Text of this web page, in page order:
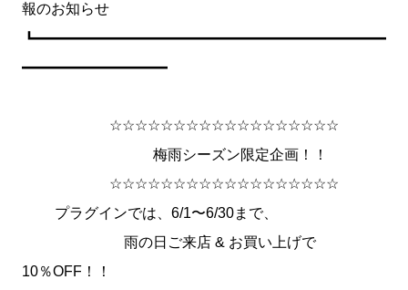
報のお知らせ
┗━━━━━━━━━━━━━━━━━━━━━━━━
━━━━━━━━━━
☆☆☆☆☆☆☆☆☆☆☆☆☆☆☆☆☆☆
梅雨シーズン限定企画！！
☆☆☆☆☆☆☆☆☆☆☆☆☆☆☆☆☆☆
プラグインでは、6/1〜6/30まで、
雨の日ご来店 & お買い上げで
10％OFF！！